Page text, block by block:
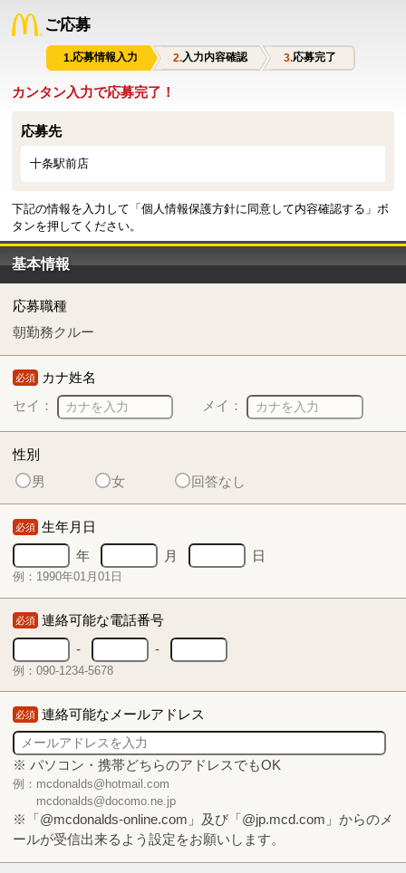
ご応募
応募情報入力 入力内容確認 応募完了
カンタン入力で応募完了！
応募先
十条駅前店
下記の情報を入力して「個人情報保護方針に同意して内容確認する」ボ
タンを押してください。
基本情報
応募職種
朝勤務クルー
必須 カナ姓名
セイ：
メイ：
性別
男
女 回答なし
必須 生年月日
年
月 日
例：1990年01月01日
必須 連絡可能な電話番号
-
-
例：090-1234-5678
必須 連絡可能なメールアドレス
※ パソコン・携帯どちらのアドレスでもOK
例：mcdonalds@hotmail.com
mcdonalds@docomo.ne.jp
※「@mcdonalds-online.com」及び「@jp.mcd.com」からのメ
ールが受信出来るよう設定をお願いします。